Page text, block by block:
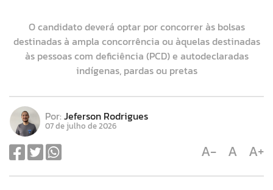
O candidato deverá optar por concorrer às bolsas
destinadas à ampla concorrência ou àquelas destinadas
às pessoas com deficiência (PCD) e autodeclaradas
indígenas, pardas ou pretas
Por: Jeferson Rodrigues
07 de julho de 2026
A- A A+